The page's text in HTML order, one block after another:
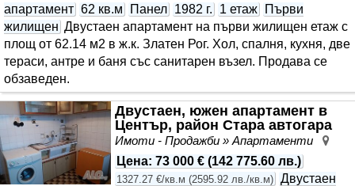
апартамент 62 кв.м Панел 1982 г. 1 етаж
Първи
жилищен Двустаен апартамент на първи жилищен етаж с
площ от 62.14 м2 в ж.к. Златен Рог. Хол, спалня, кухня, две
тераси, антре и баня със санитарен възел. Продава се
обзаведен.
Двустаен, южен апартамент в
Център, район Стара автогара
Имоти - Продажби » Апартаменти
Цена: 73 000 € (142 775.60 лв.)
1327.27 €/кв.м (2595.92 лв./кв.м) Двустаен